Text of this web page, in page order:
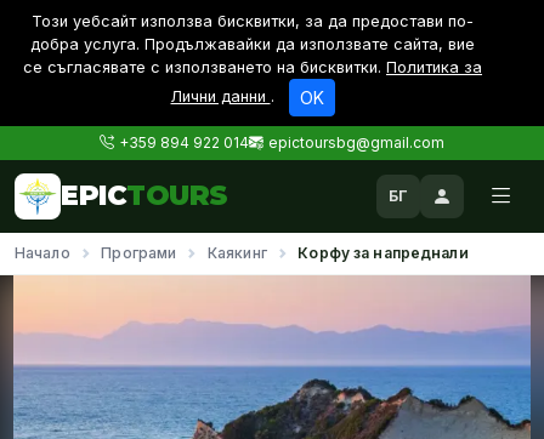
Този уебсайт използва бисквитки, за да предостави по-
дoбра услуга. Продължавайки да използвате сайта, вие
се съгласявате с използването на бисквитки. Политика за
Лични данни . OK
+359 894 922 014 epictoursbg@gmail.com
EPICTOURS БГ
Начало Програми Каякинг Корфу за напреднали